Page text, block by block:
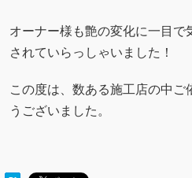
オーナー様も艶の変化に一目で
されていらっしゃいました！
この度は、数ある施工店の中ご
うございました。